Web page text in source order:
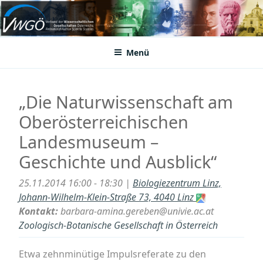
Zum
Inhalt
springenVWGÖ
Federation of Austrian Scientific Societies
Menü
„Die Naturwissenschaft am
Oberösterreichischen
Landesmuseum –
Geschichte und Ausblick“
25.11.2014 16:00 - 18:30 | Biologiezentrum Linz,
Johann-Wilhelm-Klein-Straße 73, 4040 Linz
Kontakt:barbara-amina.gereben@univie.ac.at
Zoologisch-Botanische Gesellschaft in Österreich
Etwa zehnminütige Impulsreferate zu den